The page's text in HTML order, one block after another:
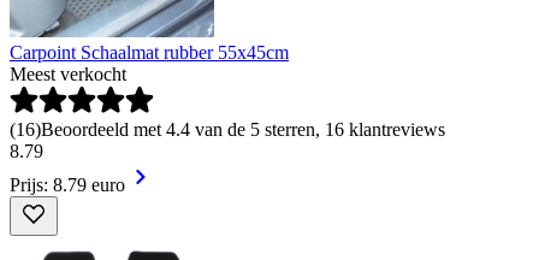
Carpoint Schaalmat rubber 55x45cm
Meest verkocht
(16)Beoordeeld met 4.4 van de 5 sterren, 16 klantreviews
8.79
Prijs: 8.79 euro